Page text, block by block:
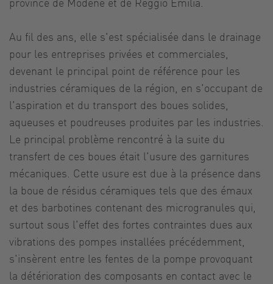
Au fil des ans, elle s'est spécialisée dans le drainage
pour les entreprises privées et commerciales,
devenant le principal point de référence pour les
industries céramiques de la région, en s'occupant de
l'aspiration et du transport des boues solides,
aqueuses et poudreuses produites par les industries.
Le principal problème rencontré à la suite du
transfert de ces boues était l'usure des garnitures
mécaniques. Cette usure est due à la présence dans
la boue de résidus céramiques tels que des émaux
et des barbotines contenant des microgranules qui,
surtout sous l'effet des fortes contraintes dues aux
vibrations des pompes installées précédemment,
s'insèrent entre les fentes de la pompe provoquant
la détérioration des composants en contact avec le